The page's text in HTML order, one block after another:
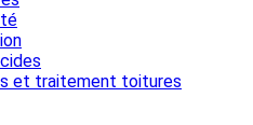
et traitement toitures